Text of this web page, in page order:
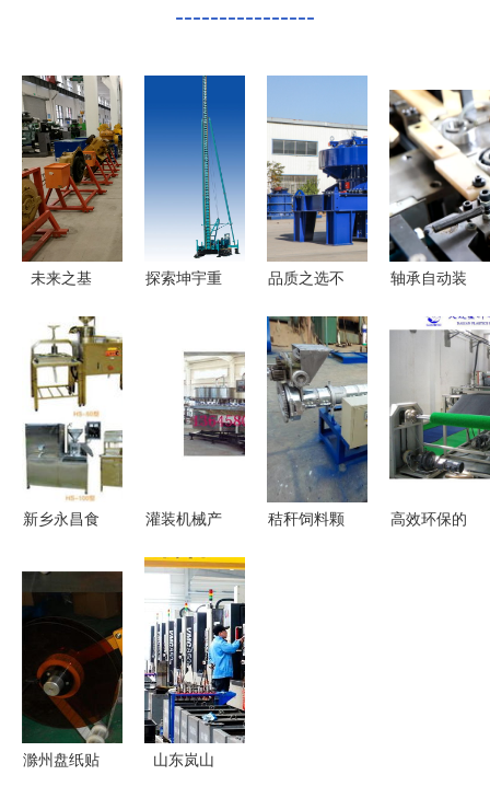
----------------
未来之基
程机械实验
室的设备集
群与架构设
计
探索坤宇重
机的卓越参
数与施工优
势
品质之选不
保制砂机品
牌与新型制
砂机制造企
业推荐
轴承自动装
备精密制造
的关键技术
正成为工业
4.0核心驱
动力
新乡永昌食
的高效“钱
眼商机”
灌装机械产
页 高效稳
定的机械设
备全解析
秸秆饲料颗
高效环保的
滁州盘纸贴
山东岚山